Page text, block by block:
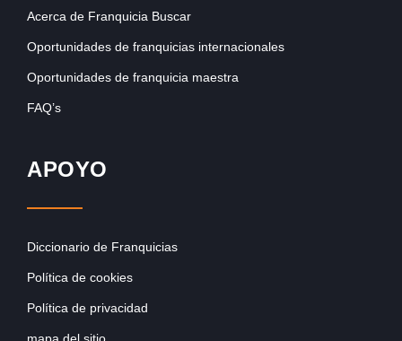
Acerca de Franquicia Buscar
Oportunidades de franquicias internacionales
Oportunidades de franquicia maestra
FAQ’s
APOYO
Diccionario de Franquicias
Política de cookies
Política de privacidad